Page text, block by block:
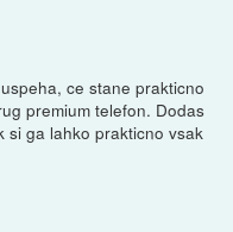
ce stane prakticno
premium telefon. Dodas
si ga lahko prakticno vsak